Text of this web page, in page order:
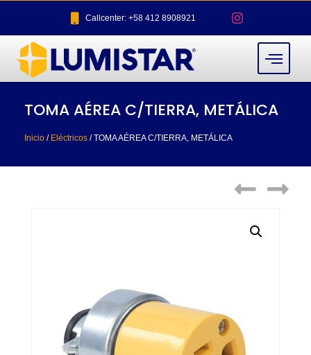
Callcenter: +58 412 8908921
TOMA AÉREA C/TIERRA, METÁLICA
Inicio / Eléctricos / TOMA AÉREA C/TIERRA, METÁLICA